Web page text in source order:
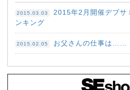
2015.03.03
2015年2月開催デブサ
ンキング
2015.02.05 お父さんの仕事は……